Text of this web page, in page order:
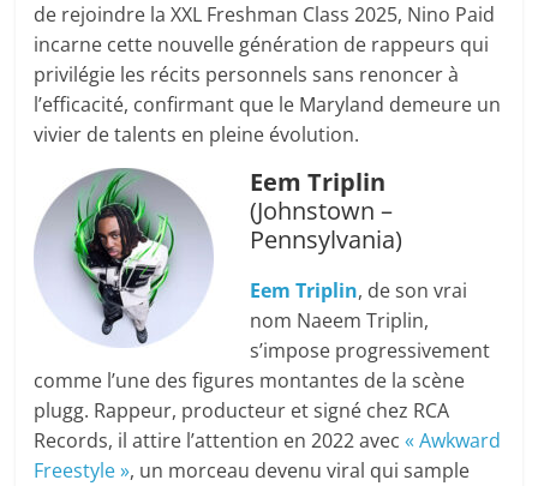
de rejoindre la XXL Freshman Class 2025, Nino Paid
incarne cette nouvelle génération de rappeurs qui
privilégie les récits personnels sans renoncer à
l’efficacité, confirmant que le Maryland demeure un
vivier de talents en pleine évolution.
Eem Triplin
(Johnstown –
Pennsylvania)
Eem Triplin, de son vrai
nom Naeem Triplin,
s’impose progressivement
comme l’une des figures montantes de la scène
plugg. Rappeur, producteur et signé chez RCA
Records, il attire l’attention en 2022 avec« Awkward
Freestyle », un morceau devenu viral qui sample